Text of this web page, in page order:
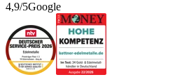
4,9/5Google